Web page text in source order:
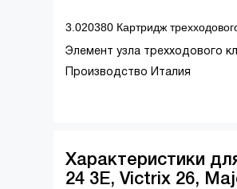
3.020380 Картридж
Элемент узла трехходового
Производство Италия
Характеристики
24 3E, Victrix 26,